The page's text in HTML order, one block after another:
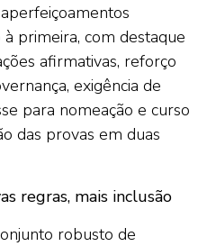
primeira, com destaque
afirmativas, reforço
exigência de
para nomeação e curso
das provas em duas
regras, mais inclusão
robusto de